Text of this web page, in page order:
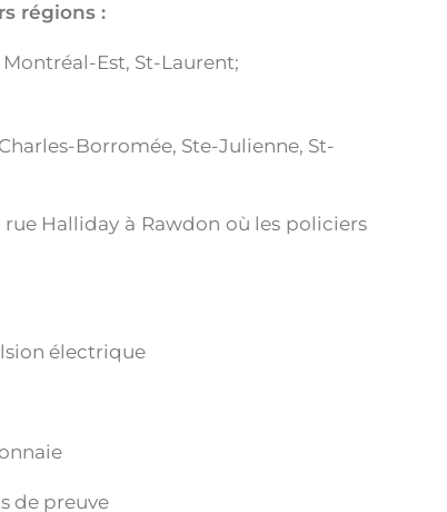
régions :
Est, St-Laurent;
Borromée, Ste-Julienne, St-
rue Halliday à Rawdon où les policiers
électrique
de preuve